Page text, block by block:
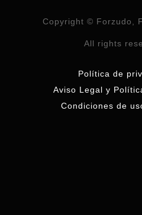
Copyright © Forzudo,
All rights
Política de
Aviso Legal y
Condiciones de